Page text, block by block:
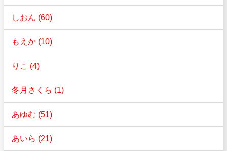
しおん (60)
もえか (10)
りこ (4)
冬月さくら (1)
あゆむ (51)
あいら (21)